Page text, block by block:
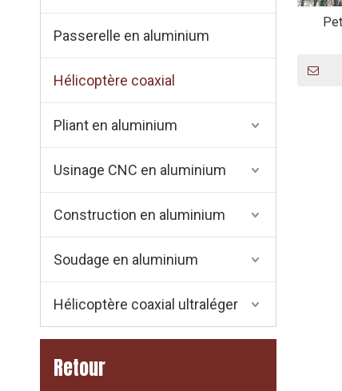
Passerelle en aluminium
Hélicoptère coaxial
Pliant en aluminium
Usinage CNC en aluminium
Construction en aluminium
Soudage en aluminium
Hélicoptère coaxial ultraléger
Retour